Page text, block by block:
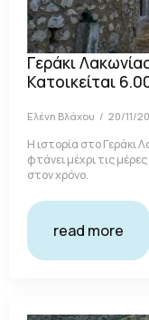
Γεράκι
Κατοικείται
Ελένη Βλάχου 20/11/
Η ιστορία στο Γεράκι
φτάνει μέχρι τις
στον χρόνο.
read more